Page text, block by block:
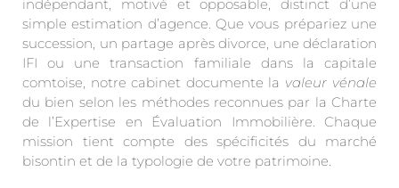
indépendant, motivé et opposable, distinct d’une
simple estimation d’agence. Que vous prépariez une
succession, un partage après divorce, une déclaration
IFI ou une transaction familiale dans la capitale
comtoise, notre cabinet documente la valeur vénale
du bien selon les méthodes reconnues par la Charte
de l’Expertise en Évaluation Immobilière. Chaque
mission tient compte des spécificités du marché
bisontin et de la typologie de votre patrimoine.